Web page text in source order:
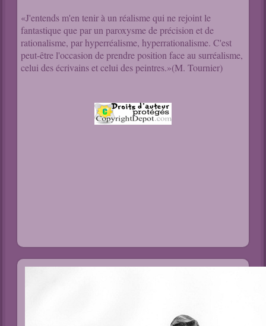
«J'entends m'en tenir à un réalisme qui ne rejoint le
fantastique que par un paroxysme de précision et de
rationalisme, par hyperréalisme, hyperrationalisme. C'est
peut-être l'occasion de prendre position face au surréalisme,
celui des écrivains et celui des peintres.»(M. Tournier)